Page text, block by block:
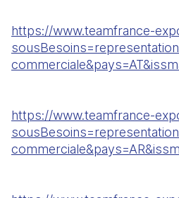
https://www.teamfrance-
https://www.teamfrance-